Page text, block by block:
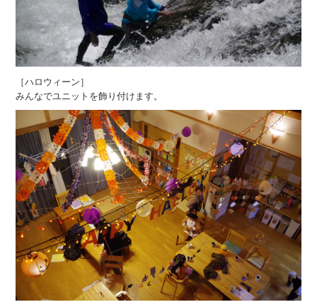
［ハロウィーン］
みんなでユニットを飾り付けます。